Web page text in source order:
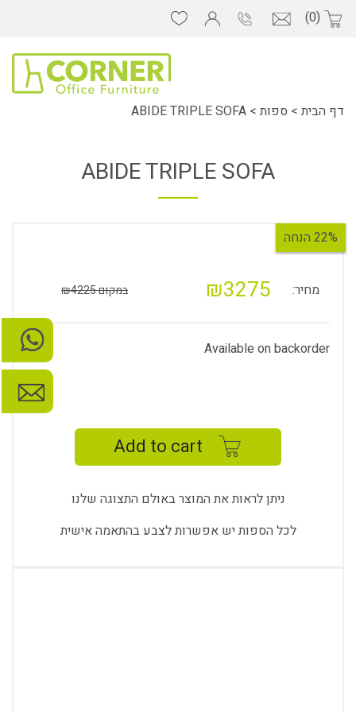
(0)
דף הבית > ספות >
ABIDE TRIPLE SOFA
ABIDE TRIPLE SOFA
22% הנחה
מחיר: ₪3275 במקום ₪4225
Available on backorder
Add to cart
ניתן לראות את המוצר באולם התצוגה שלנו
לכל הספות יש אפשרות לצבע בהתאמה אישית